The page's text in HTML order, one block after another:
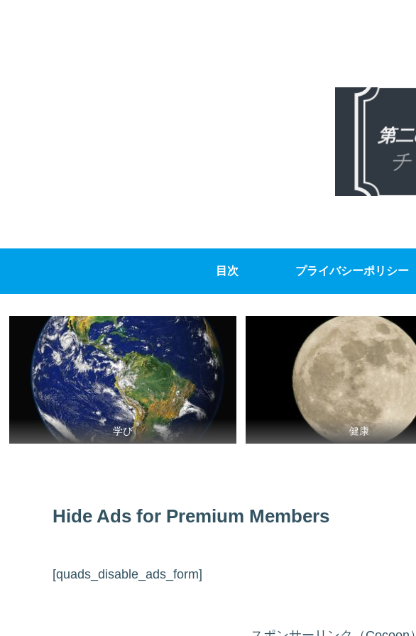
目次 プライバシーポリシー
学び 健康
Hide Ads for Premium Members
[quads_disable_ads_form]